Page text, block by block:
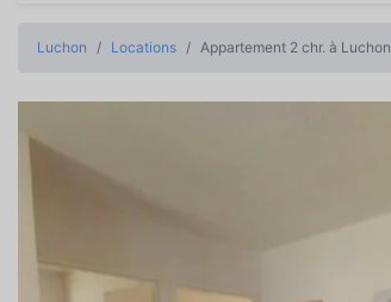
Luchon Locations Appartement 2 chr. à Luchon